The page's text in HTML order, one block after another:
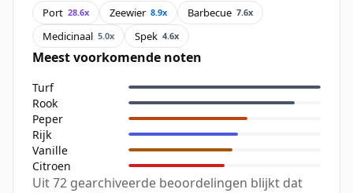
Port 28.6x Zeewier 8.9x Barbecue 7.6x
Medicinaal 5.0x Spek 4.6x
Meest voorkomende noten
Turf
Rook
Peper
Rijk
Vanille
Citroen
Uit 72 gearchiveerde beoordelingen blijkt dat